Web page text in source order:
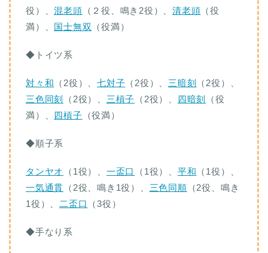
役）、混老頭 （２役、鳴き2役）、清老頭 （役
満）、 国士無双 （役満）
◆トイツ系
対々和 （2役）、七対子 （2役）、 三暗刻
（2役）、
三色同刻
（2役）、 三槓子 （2役）、 四暗刻
（役
満）、 四槓子 （役満）
◆順子系
タンヤオ （1役）、 一盃口 （1役）、 平和 （1役）、
一気通貫 （2役、鳴き1役）、 三色同順 （2役、鳴き
1役）、
二盃口 （3役）
◆手なり系